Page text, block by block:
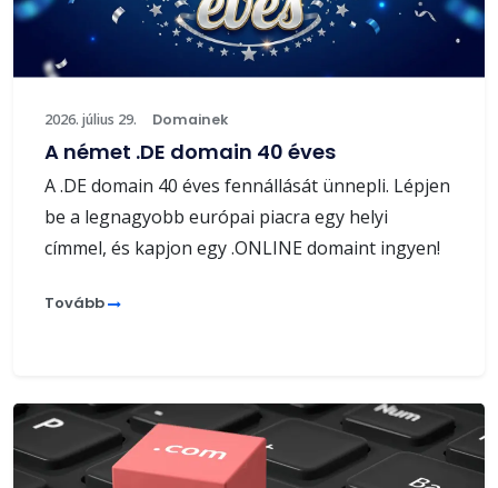
2026. július 29. Domainek
A német .DE domain 40 éves
A .DE domain 40 éves fennállását ünnepli. Lépjen
be a legnagyobb európai piacra egy helyi
címmel, és kapjon egy .ONLINE domaint ingyen!
Tovább